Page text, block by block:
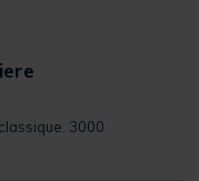
3000